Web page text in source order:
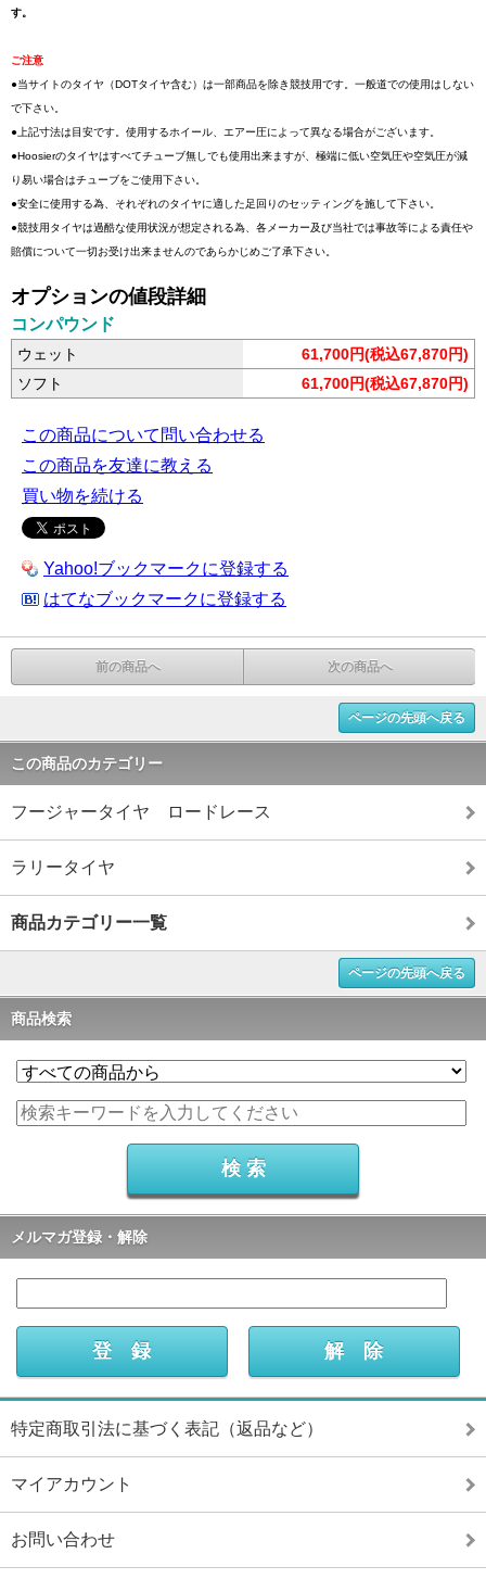
す。
ご注意
●当サイトのタイヤ（DOTタイヤ含む）は一部商品を除き競技用です。一般道での使用はしない
で下さい。
●上記寸法は目安です。使用するホイール、エアー圧によって異なる場合がございます。
●Hoosierのタイヤはすべてチューブ無しでも使用出来ますが、極端に低い空気圧や空気圧が減
り易い場合はチューブをご使用下さい。
●安全に使用する為、それぞれのタイヤに適した足回りのセッティングを施して下さい。
●競技用タイヤは過酷な使用状況が想定される為、各メーカー及び当社では事故等による責任や
賠償について一切お受け出来ませんのであらかじめご了承下さい。
オプションの値段詳細
コンパウンド
ウェット
61,700円(税込67,870円)
ソフト
61,700円(税込67,870円)
この商品について問い合わせる
この商品を友達に教える
買い物を続ける
Yahoo!ブックマークに登録する
はてなブックマークに登録する
前の商品へ 次の商品へ
ページの先頭へ戻る
この商品のカテゴリー
フージャータイヤ ロードレース
ラリータイヤ
商品カテゴリー一覧
ページの先頭へ戻る
商品検索
メルマガ登録・解除
特定商取引法に基づく表記（返品など）
マイアカウント
お問い合わせ